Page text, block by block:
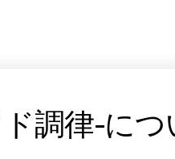
調律-につ